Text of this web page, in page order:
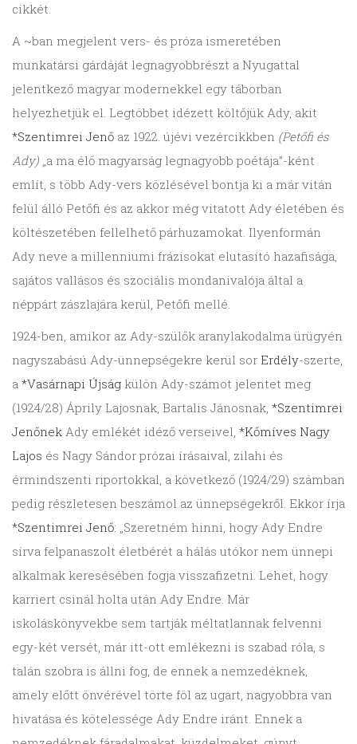
cikkét.
A ~ban megjelent vers- és próza ismeretében
munkatársi gárdáját legnagyobbrészt a Nyugattal
jelentkező magyar modernekkel egy táborban
helyezhetjük el. Legtöbbet idézett költőjük Ady, akit
*Szentimrei Jenő az 1922. újévi vezércikkben (Petőfi és
Ady) „a ma élő magyarság legnagyobb poétája”-ként
említ, s több Ady-vers közlésével bontja ki a már vitán
felül álló Petőfi és az akkor még vitatott Ady életében és
költészetében fellelhető párhuzamokat. Ilyenformán
Ady neve a millenniumi frázisokat elutasító hazafisága,
sajátos vallásos és szociális mondanivalója által a
néppárt zászlajára kerül, Petőfi mellé.
1924-ben, amikor az Ady-szülők aranylakodalma ürügyén
nagyszabású Ady-ünnepségekre kerül sor Erdély-szerte,
a *Vasárnapi Újság külön Ady-számot jelentet meg
(1924/28) Áprily Lajosnak, Bartalis Jánosnak, *Szentimrei
Jenőnek Ady emlékét idéző verseivel, *Kőmíves Nagy
Lajos és Nagy Sándor prózai írásaival, zilahi és
érmindszenti riportokkal, a következő (1924/29) számban
pedig részletesen beszámol az ünnepségekről. Ekkor írja
*Szentimrei Jenő: „Szeretném hinni, hogy Ady Endre
sírva felpanaszolt életbérét a hálás utókor nem ünnepi
alkalmak keresésében fogja visszafizetni. Lehet, hogy
karriert csinál holta után Ady Endre. Már
iskoláskönyvekbe sem tartják méltatlannak felvenni
egy-két versét, már itt-ott emlékezni is szabad róla, s
talán szobra is állni fog, de ennek a nemzedéknek,
amely előtt önvérével törte föl az ugart, nagyobbra van
hivatása és kötelessége Ady Endre iránt. Ennek a